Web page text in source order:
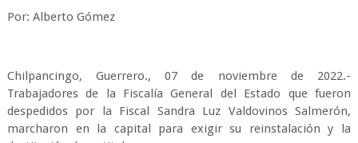
Por: Alberto Gómez
Chilpancingo, Guerrero., 07 de noviembre de 2022.-
Trabajadores de la Fiscalía General del Estado que fueron
despedidos por la Fiscal Sandra Luz Valdovinos Salmerón,
marcharon en la capital para exigir su reinstalación y la